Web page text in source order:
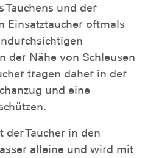
Tauchens und der
Einsatztaucher oftmals
der Nähe von Schleusen
tragen daher in der
und eine
der Taucher in den
alleine und wird mit